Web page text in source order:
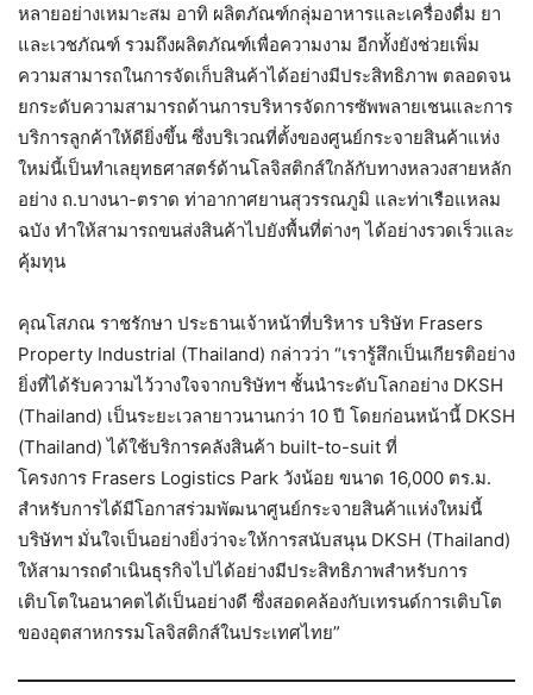
หลายอย่างเหมาะสม อาทิ ผลิตภัณฑ์กลุ่มอาหารและเครื่องดื่ม ยา
และเวชภัณฑ์ รวมถึงผลิตภัณฑ์เพื่อความงาม อีกทั้งยังช่วยเพิ่ม
ความสามารถในการจัดเก็บสินค้าได้อย่างมีประสิทธิภาพ ตลอดจน
ยกระดับความสามารถด้านการบริหารจัดการซัพพลายเชนและการ
บริการลูกค้าให้ดียิ่งขึ้น ซึ่งบริเวณที่ตั้งของศูนย์กระจายสินค้าแห่ง
ใหม่นี้เป็นทำเลยุทธศาสตร์ด้านโลจิสติกส์ใกล้กับทางหลวงสายหลัก
อย่าง ถ.บางนา-ตราด ท่าอากาศยานสุวรรณภูมิ และท่าเรือแหลม
ฉบัง ทำให้สามารถขนส่งสินค้าไปยังพื้นที่ต่างๆ ได้อย่างรวดเร็วและ
คุ้มทุน
คุณโสภณ ราชรักษา ประธานเจ้าหน้าที่บริหาร บริษัท Frasers
Property Industrial (Thailand) กล่าวว่า “เรารู้สึกเป็นเกียรติอย่าง
ยิ่งที่ได้รับความไว้วางใจจากบริษัทฯ ชั้นนำระดับโลกอย่าง DKSH
(Thailand) เป็นระยะเวลายาวนานกว่า 10 ปี โดยก่อนหน้านี้ DKSH
(Thailand) ได้ใช้บริการคลังสินค้า built-to-suit ที่
โครงการ Frasers Logistics Park วังน้อย ขนาด 16,000 ตร.ม.
สำหรับการได้มีโอกาสร่วมพัฒนาศูนย์กระจายสินค้าแห่งใหม่นี้
บริษัทฯ มั่นใจเป็นอย่างยิ่งว่าจะให้การสนับสนุน DKSH (Thailand)
ให้สามารถดำเนินธุรกิจไปได้อย่างมีประสิทธิภาพสำหรับการ
เติบโตในอนาคตได้เป็นอย่างดี ซึ่งสอดคล้องกับเทรนด์การเติบโต
ของอุตสาหกรรมโลจิสติกส์ในประเทศไทย”